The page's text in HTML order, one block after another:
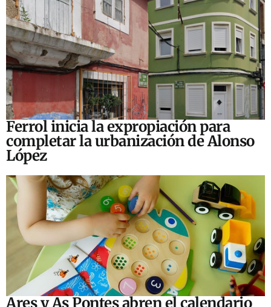
Ferrol inicia la expropiación para
completar la urbanización de Alonso
López
Ares y As Pontes abren el calendario